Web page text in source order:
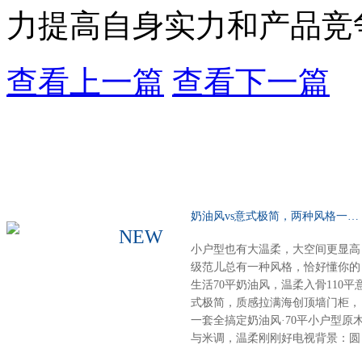
力提高自身实力和产品
查看上一篇 查看下一篇
NEW
小户型也有大温柔，大空间更显高
级范儿总有一种风格，恰好懂你的
生活70平奶油风，温柔入骨110平
式极简，质感拉满海创顶墙门柜，
一套全搞定奶油风·70平小户型原
与米调，温柔刚刚好电视背景：圆